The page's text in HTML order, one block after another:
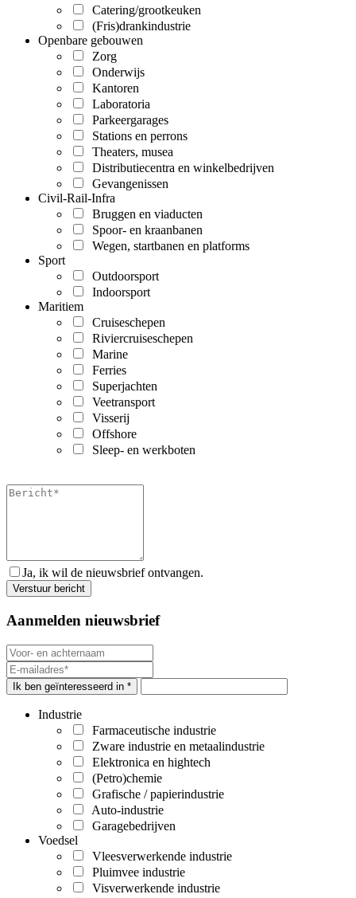
Catering/grootkeuken
(Fris)drankindustrie
Openbare gebouwen
Zorg
Onderwijs
Kantoren
Laboratoria
Parkeergarages
Stations en perrons
Theaters, musea
Distributiecentra en winkelbedrijven
Gevangenissen
Civil-Rail-Infra
Bruggen en viaducten
Spoor- en kraanbanen
Wegen, startbanen en platforms
Sport
Outdoorsport
Indoorsport
Maritiem
Cruiseschepen
Riviercruiseschepen
Marine
Ferries
Superjachten
Veetransport
Visserij
Offshore
Sleep- en werkboten
Ja, ik wil de nieuwsbrief ontvangen.
Aanmelden nieuwsbrief
Ik ben geïnteresseerd in *
Industrie
Farmaceutische industrie
Zware industrie en metaalindustrie
Elektronica en hightech
(Petro)chemie
Grafische / papierindustrie
Auto-industrie
Garagebedrijven
Voedsel
Vleesverwerkende industrie
Pluimvee industrie
Visverwerkende industrie